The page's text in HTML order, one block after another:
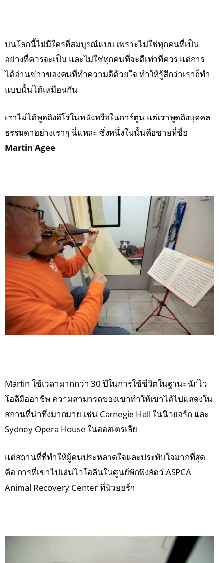
บนโลกนี้ไม่มีใครที่สมบูรณ์แบบ เพราะไม่ใช่ทุกคนที่เป็น
อย่างที่ควรจะเป็น และไม่ใช่ทุกคนที่จะดีเท่าที่ควร แต่การ
ได้อ่านข่าวของคนที่ทำความดีด้วยใจ ทำให้รู้สึกว่าเราก็ทำ
แบบนั้นได้เหมือนกัน
เราไม่ได้พูดถึงฮีโร่ในหนังหรือในการ์ตูน แต่เราพูดถึงบุคคล
ธรรมดาอย่างเราๆ นี่แหละ ซึ่งหนึ่งในนั้นคือชายที่ชื่อ
Martin Agee
Martin ใช้เวลามากกว่า 30 ปีในการใช้ชีวิตในฐานะนักไว
โอลีมืออาชีพ ความสามารถของเขาทำให้เขาได้ไปแสดงใน
สถานที่น่าทึ่งมากมาย เช่น Carnegie Hall ในนิวยอร์ก และ
Sydney Opera House ในออสเตรเลีย
แต่สถานที่ที่ทำให้ผู้คนประหลาดใจและประทับใจมากที่สุด
คือ การที่เขาไปเล่นไวโอลีนในศูนย์พักพิงสัตว์ ASPCA
Animal Recovery Center ที่นิวยอร์ก